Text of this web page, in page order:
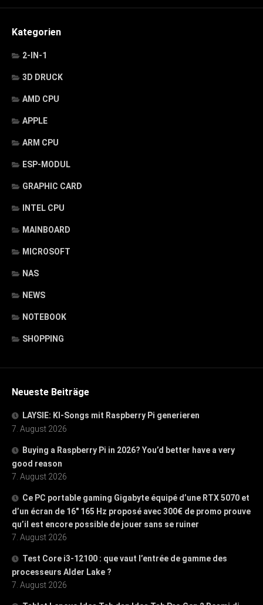
Kategorien
2-IN-1
3D DRUCK
AMD CPU
APPLE
ARM CPU
ESP-MODUL
GRAPHIC CARD
INTEL CPU
MAINBOARD
MICROSOFT
NAS
NEWS
NOTEBOOK
SHOPPING
Neueste Beiträge
LAYSIE: KI-Songs mit Raspberry Pi generieren
7. August 2026
Buying a Raspberry Pi in 2026? You’d better have a very
good reason
7. August 2026
Ce PC portable gaming Gigabyte équipé d’une RTX 5070 et
d’un écran de 16″ 165 Hz proposé avec 300€ de promo prouve
qu’il est encore possible de jouer sans se ruiner
7. August 2026
Test Core i3-12100 : que vaut l’entrée de gamme des
processeurs Alder Lake ?
7. August 2026